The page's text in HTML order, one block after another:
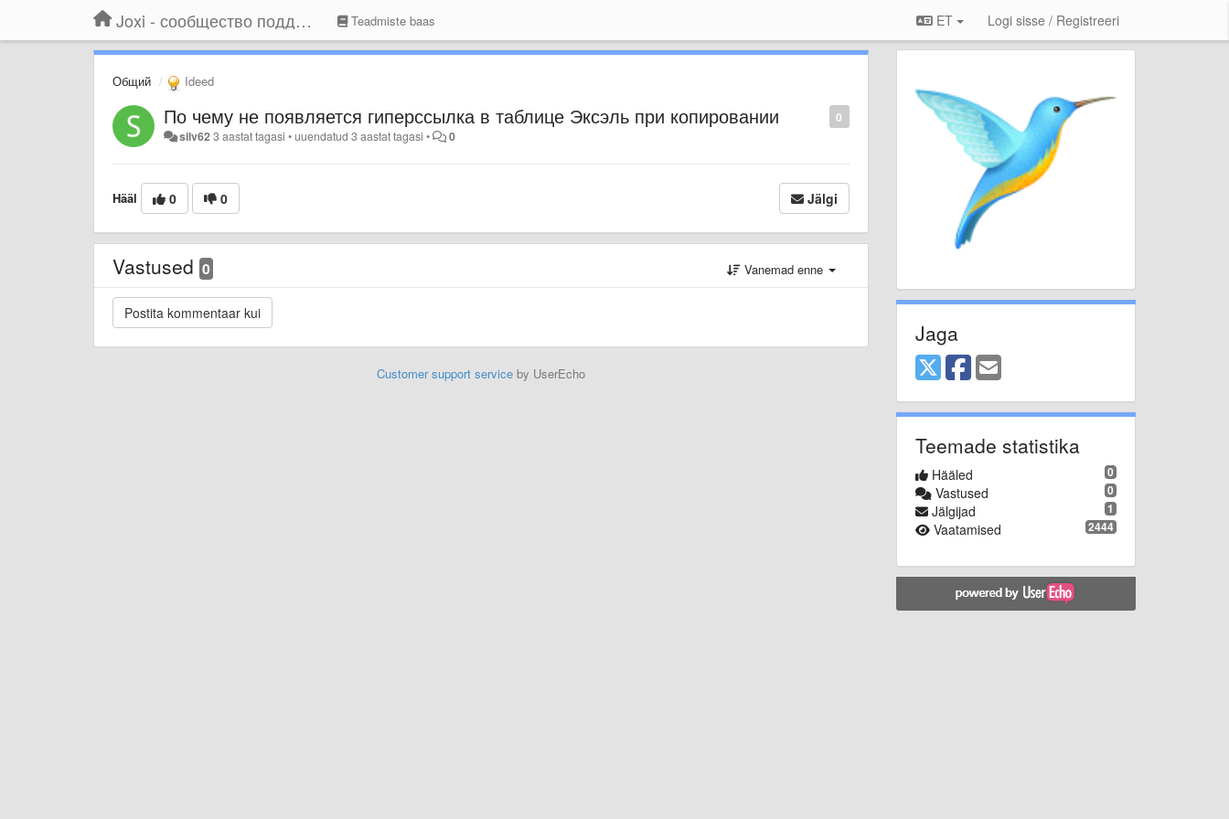
Joxi - сообщество поддержки Teadmiste baas ET Logi sisse / Registreeri
Общий Ideed
0
По чему не появляется гиперссылка в таблице Эксэль при копировании
silv623 aastat tagasi •uuendatud3 aastat tagasi • 0
Hääl 0 0 Jälgi
Vastused 0 Vanemad enne
Customer support serviceby UserEcho
Jaga
Teemade statistika
0
Hääled
0
Vastused
1
Jälgijad
2444
Vaatamised